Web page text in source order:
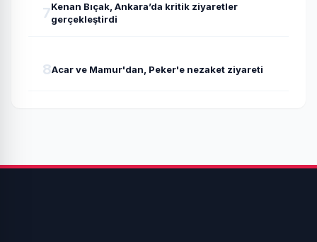
7Kenan Bıçak, Ankara’da kritik ziyaretler
gerçekleştirdi
8Acar ve Mamur'dan, Peker'e nezaket ziyareti